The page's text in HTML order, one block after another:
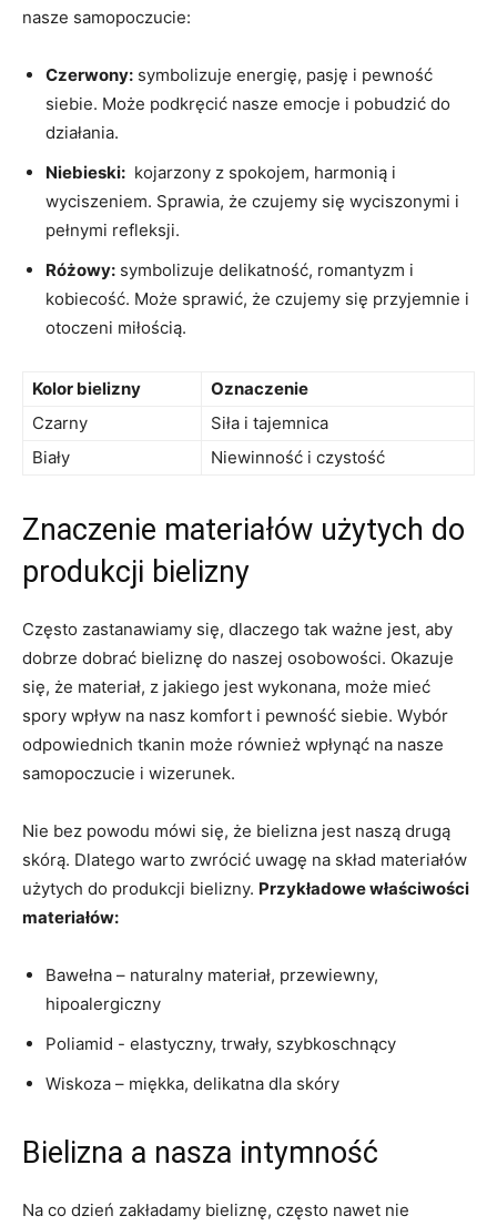
nasze ⁤samopoczucie:
Czerwony: symbolizuje energię,‌ pasję i pewność
siebie. Może podkręcić nasze emocje i pobudzić ​do
działania.
Niebieski: ‍ kojarzony z⁢ spokojem, harmonią i
⁣wyciszeniem. Sprawia, że czujemy się wyciszonymi i
pełnymi refleksji.
Różowy: symbolizuje delikatność, ​romantyzm i
kobiecość. Może sprawić, ⁢że czujemy się przyjemnie i⁢
otoczeni miłością.
Kolor bielizny
Oznaczenie
Czarny
Siła i tajemnica
Biały
Niewinność i czystość
Znaczenie materiałów użytych do
produkcji bielizny
Często zastanawiamy się, dlaczego tak‍ ważne jest, aby
dobrze dobrać bieliznę do ⁣naszej osobowości. Okazuje
się, że materiał, ⁢z jakiego jest wykonana, może mieć​
spory wpływ na nasz komfort i ‍pewność⁣ siebie. Wybór
⁤odpowiednich ‌tkanin może również wpłynąć‌ na nasze
samopoczucie‌ i wizerunek.
Nie bez powodu ⁣mówi się, że ⁣bielizna jest naszą drugą
skórą. Dlatego‍ warto zwrócić ‌uwagę na skład materiałów
użytych do produkcji bielizny.⁣ Przykładowe właściwości
materiałów:
Bawełna – naturalny materiał, przewiewny,
hipoalergiczny
Poliamid -⁣ elastyczny, trwały, szybkoschnący
Wiskoza – miękka, delikatna dla skóry
Bielizna ⁢a nasza intymność
Na co dzień zakładamy bieliznę, często nawet nie